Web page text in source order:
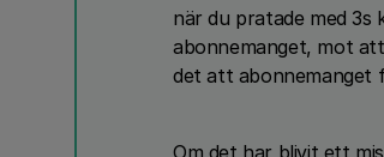
när du pratade med 3s
abonnemanget, mot
det att abonnemanget
Om det har blivit ett